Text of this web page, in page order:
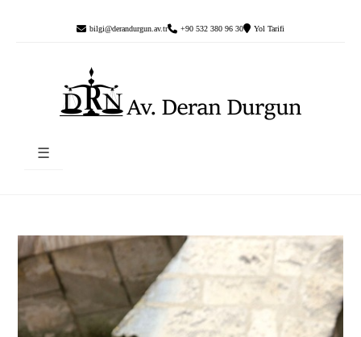
bilgi@derandurgun.av.tr +90 532 380 96 30 Yol Tarifi
☰